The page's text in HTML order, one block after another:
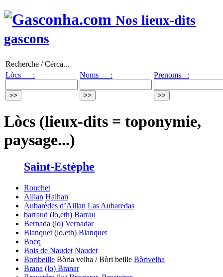
Nos lieux-dits
gascons
Recherche / Cèrca...
Lòcs :
Noms : Prenoms :
Lòcs (lieux-dits = toponymie,
paysage...)
Saint-Estèphe
Rouchet
Aillan Halhan
Aubarèdes d’Aillan Las Aubaredas
barraud (lo,eth) Barrau
Bernada (lo) Vernadar
Blanquet (lo,eth) Blanquet
Bocq
Bois de Naudet Naudet
Boribeille Bòria velha / Bòri beille Bòrivelha
Brana (lo) Branar